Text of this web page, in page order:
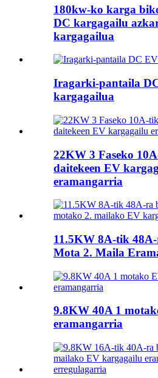
180kw-ko karga
DC kargagailu
kargagailua
Iragarki-pantaila
kargagailua
22KW 3 Faseko
daitekeen EV
eramangarria
11.5KW 8A-tik
Mota 2. Maila
9.8KW 40A 1
eramangarria